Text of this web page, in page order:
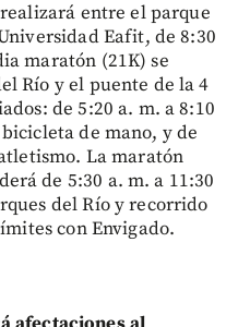
entre el parque
Eafit, de 8:30
maratón (21K) se
Río y el puente de la 4
de 5:20 a. m. a 8:10
de mano, y de
La maratón
de 5:30 a. m. a 11:30
del Río y recorrido
con Envigado.